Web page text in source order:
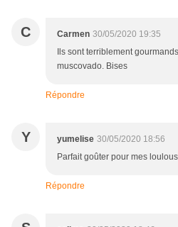
C Carmen 30/05/2020 19:35
Ils sont terriblement
muscovado. Bises
Répondre
Y yumelise 30/05/2020 18:56
Parfait goûter pour mes
Répondre